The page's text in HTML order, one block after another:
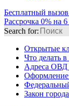
Бесплатный вызов
Рассрочка 0% на
Search for:
Открытые
Что делать
Адреса
Оформление
Закон